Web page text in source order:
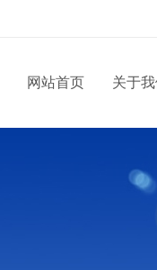
网站首页 关于